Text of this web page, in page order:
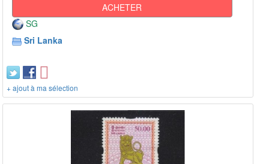
ACHETER
SG
Sri Lanka
+ ajout à ma sélection